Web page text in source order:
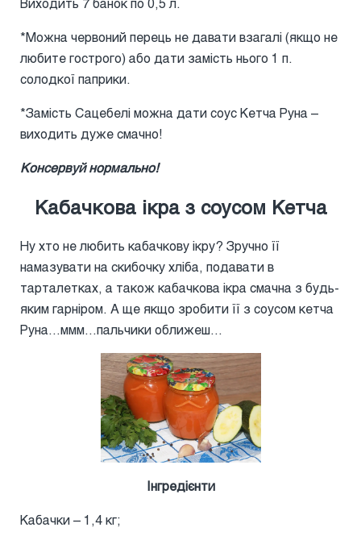
Виходить 7 банок по 0,5 л.
*Можна червоний перець не давати взагалі (якщо не
любите гострого) або дати замість нього 1 п.
солодкої паприки.
*Замість Сацебелі можна дати соус Кетча Руна –
виходить дуже смачно!
Консервуй нормально!
Кабачкова ікра з соусом Кетча
Ну хто не любить кабачкову ікру? Зручно її
намазувати на скибочку хліба, подавати в
тарталетках, а також кабачкова ікра смачна з будь-
яким гарніром. А ще якщо зробити її з соусом кетча
Руна…ммм…пальчики оближеш…
Інгредієнти
Кабачки – 1,4 кг;